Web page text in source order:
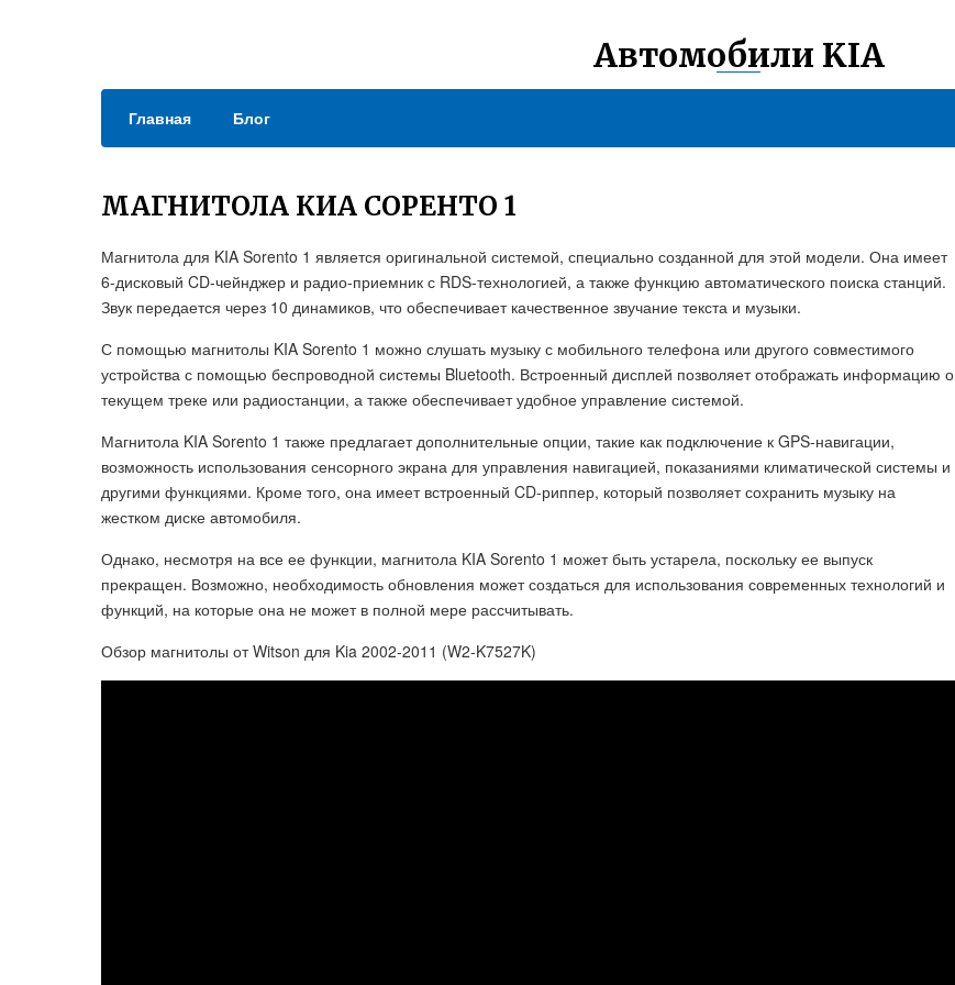
Автомобили KIA
Главная Блог
МАГНИТОЛА КИА СОРЕНТО 1
Магнитола для KIA Sorento 1 является оригинальной системой, специально созданной для этой модели. Она имеет
6-дисковый CD-чейнджер и радио-приемник с RDS-технологией, а также функцию автоматического поиска станций.
Звук передается через 10 динамиков, что обеспечивает качественное звучание текста и музыки.
С помощью магнитолы KIA Sorento 1 можно слушать музыку с мобильного телефона или другого совместимого
устройства с помощью беспроводной системы Bluetooth. Встроенный дисплей позволяет отображать информацию о
текущем треке или радиостанции, а также обеспечивает удобное управление системой.
Магнитола KIA Sorento 1 также предлагает дополнительные опции, такие как подключение к GPS-навигации,
возможность использования сенсорного экрана для управления навигацией, показаниями климатической системы и
другими функциями. Кроме того, она имеет встроенный CD-риппер, который позволяет сохранить музыку на
жестком диске автомобиля.
Однако, несмотря на все ее функции, магнитола KIA Sorento 1 может быть устарела, поскольку ее выпуск
прекращен. Возможно, необходимость обновления может создаться для использования современных технологий и
функций, на которые она не может в полной мере рассчитывать.
Обзор магнитолы от Witson для Kia 2002-2011 (W2-K7527K)